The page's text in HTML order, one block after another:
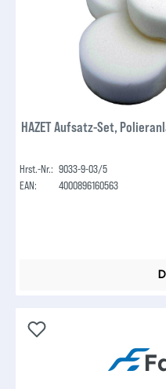
HAZET Aufsatz-Set,
Hrst.-Nr.: 9033-9-03/5
EAN:
4000896160563